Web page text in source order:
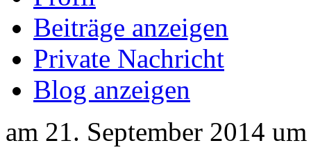
Beiträge anzeigen
Private Nachricht
Blog anzeigen
am 21. September 2014